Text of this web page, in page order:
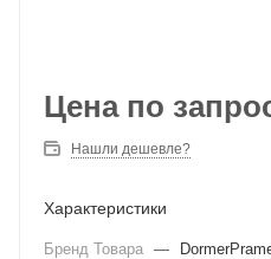
Цена по
Нашли дешевле?
Характеристики
Бренд Товара —